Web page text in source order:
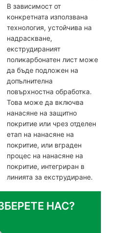
В зависимост от
конкретната използвана
технология, устойчива на
надраскване,
екструдираният
поликарбонатен лист може
да бъде подложен на
допълнителна
повърхностна обработка.
Това може да включва
нанасяне на защитно
покритие или чрез отделен
етап на нанасяне на
покритие, или вграден
процес на нанасяне на
покритие, интегриран в
линията за екструдиране.
НАС?